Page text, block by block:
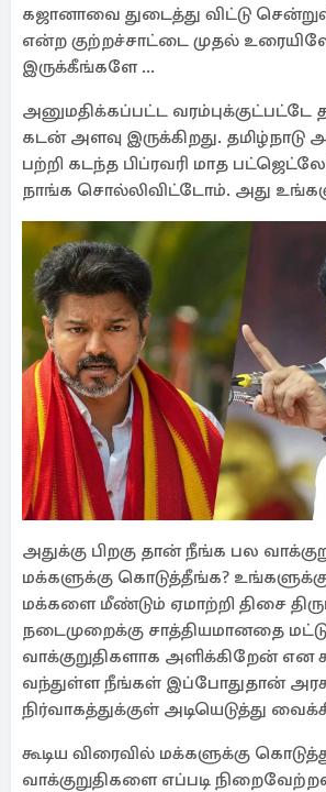
கஜானாவை துடைத்து விட்டு
என்ற குற்றச்சாட்டை முதல்
இருக்கீங்களே ...
அனுமதிக்கப்பட்ட வரம்புக்குட்பட்டே
கடன் அளவு இருக்கிறது. தமிழ்நாடு
பற்றி கடந்த பிப்ரவரி மாத
நாங்க சொல்லிவிட்டோம். அது
அதுக்கு பிறகு தான் நீங்க பல
மக்களுக்கு கொடுத்தீங்க?
மக்களை மீண்டும் ஏமாற்றி திசை
நடைமுறைக்கு சாத்தியமானதை
வாக்குறுதிகளாக அளிக்கிறேன் என
வந்துள்ள நீங்கள் இப்போதுதான்
நிர்வாகத்துக்குள் அடியெடுத்து
கூடிய விரைவில் மக்களுக்கு
வாக்குறுதிகளை எப்படி